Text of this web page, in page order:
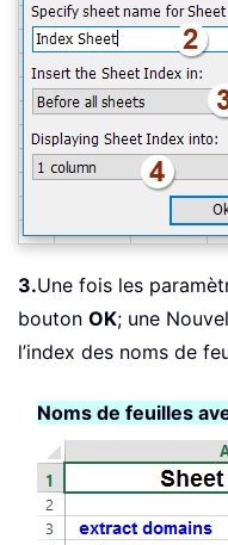
3.Une fois les
bouton OK; une
l’index des noms de
Noms de feuilles